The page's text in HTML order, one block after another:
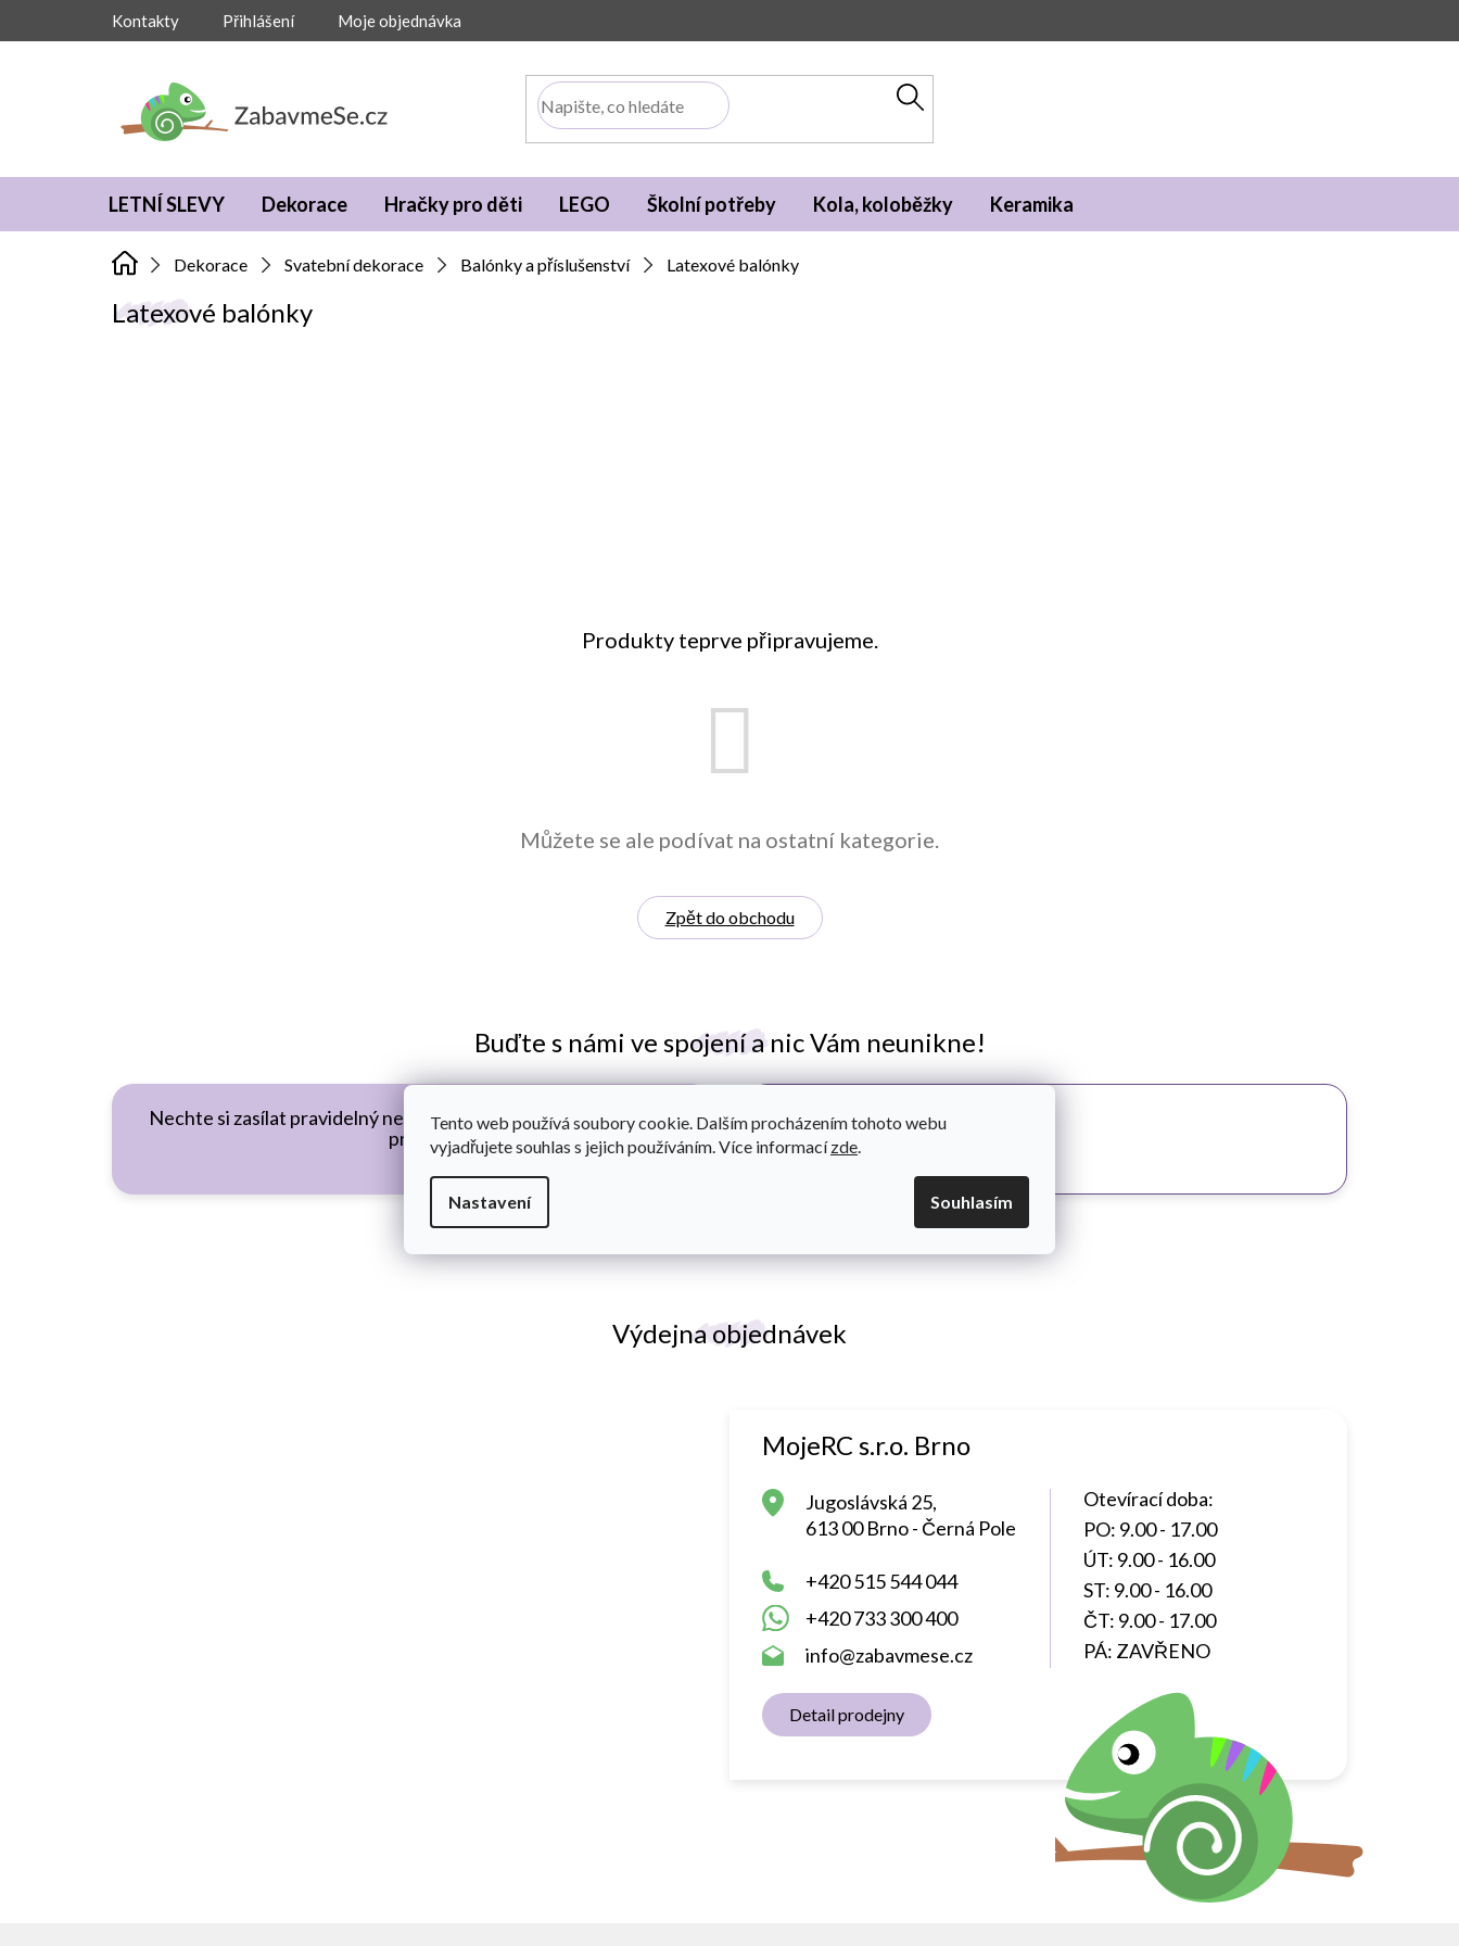
Tento web používá soubory cookie. Dalším procházením tohoto webu
vyjadřujete souhlas s jejich používáním. Více informacízde.
Nastavení Souhlasím
Kontakty Přihlášení Moje objednávka
LETNÍ SLEVY Dekorace Hračky pro děti LEGO Školní potřeby Kola, koloběžky Keramika
Dekorace Svatební dekorace Balónky a příslušenství Latexové balónky
Latexové balónky
Produkty teprve připravujeme.
Můžete se ale podívat na ostatní kategorie.
Zpět do obchodu
Buďte s námi ve spojení a nic Vám neunikne!
Nechte si zasílat pravidelný newsletter a o všem se dozvíte jako
první.
Výdejna objednávek
MojeRC s.r.o. Brno
Jugoslávská 25,
613 00 Brno - Černá Pole
+420 515 544 044
+420 733 300 400
info@zabavmese.cz
Otevírací doba:
PO: 9.00 - 17.00
ÚT: 9.00 - 16.00
ST: 9.00 - 16.00
ČT: 9.00 - 17.00
PÁ: ZAVŘENO
Detail prodejny